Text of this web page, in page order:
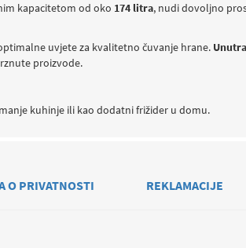
kapacitetom od oko 174 litra, nudi dovoljno
uvjete za kvalitetno čuvanje hrane.
proizvode.
kuhinje ili kao dodatni frižider u domu.
O PRIVATNOSTI REKLAMACIJE